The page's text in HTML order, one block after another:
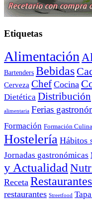
Etiquetas
Alimentación
Bartenders Bebidas
Cerveza Chef Cocina
Dietética Distribución
alimentaria Ferias
Formación Formación
Hostelería Hábitos
Jornadas gastronómicas
y Actualidad
Receta Restaurantes
restaurantes Streetfood